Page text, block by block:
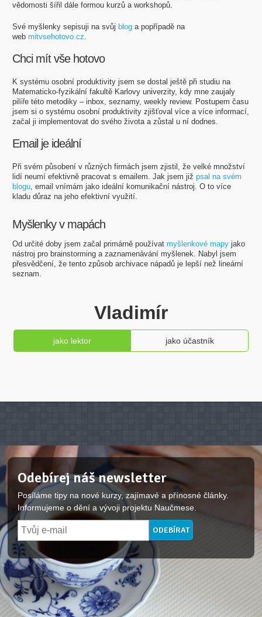
vědomosti šířil dále formou kurzů a workshopů.
Své myšlenky sepisuji na svůj bloga popřípadě na
web mitvsehotovo.cz
Chci mít vše hotovo
K systému osobní produktivity jsem se dostal ještě při studiu na
Matematicko-fyzikální fakultě Karlovy univerzity, kdy mne zaujaly
pilíře této metodiky – inbox, seznamy, weekly review. Postupem času
jsem si o systému osobní produktivity zjišťoval více a více informací,
začal ji implementovat do svého života a zůstal u ní dodnes.
Email je ideální
Při svém působení v různých firmách jsem zjistil, že velké množství
lidí neumí efektivně pracovat s emailem. Jak jsem již psal na svém
blogu, email vnímám jako ideální komunikační nástroj. O to více
kladu důraz na jeho efektivní využití.
Myšlenky v mapách
Od určité doby jsem začal primárně používat myšlenkové mapyjako
nástroj pro brainstorming a zaznamenávání myšlenek. Nabyl jsem
přesvědčení, že tento způsob archivace nápadů je lepší než lineární
seznam.
Vladimír
jako lektor jako účastník
Odebírej náš newsletter
Posíláme tipy na nové kurzy, zajímavé a přínosné články.
Informujeme o dění a vývoji projektu Naučmese.